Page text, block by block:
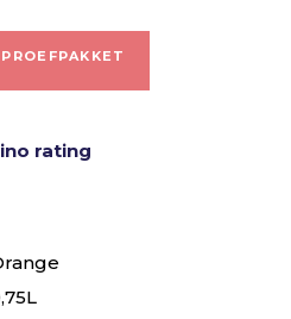
rating